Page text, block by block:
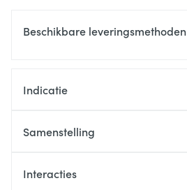
Beschikbare leveringsmethoden
Indicatie
Samenstelling
Interacties